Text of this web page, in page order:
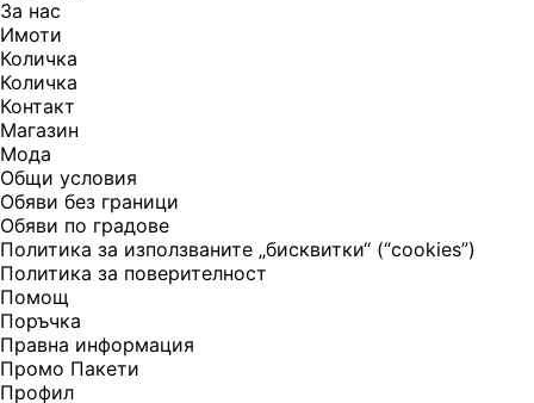
За нас
Имоти
Количка
Количка
Контакт
Магазин
Мода
Общи условия
Обяви без граници
Обяви по градове
Политика за използваните „бисквитки“ (“cookies”)
Политика за поверителност
Помощ
Поръчка
Правна информация
Промо Пакети
Профил